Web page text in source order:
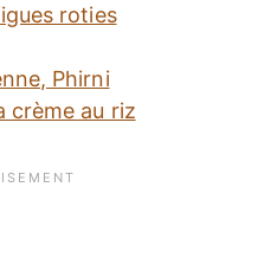
roties
Phirni
crème au riz